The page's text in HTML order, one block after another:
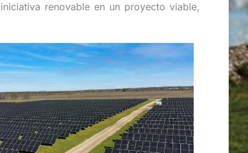
renovable en un proyecto viable,